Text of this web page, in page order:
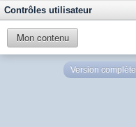
Contrôles utilisateur
Mon contenu
Version complète